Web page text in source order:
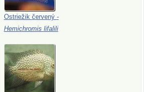
Ostriežik červený -
Hemichromis lifalili